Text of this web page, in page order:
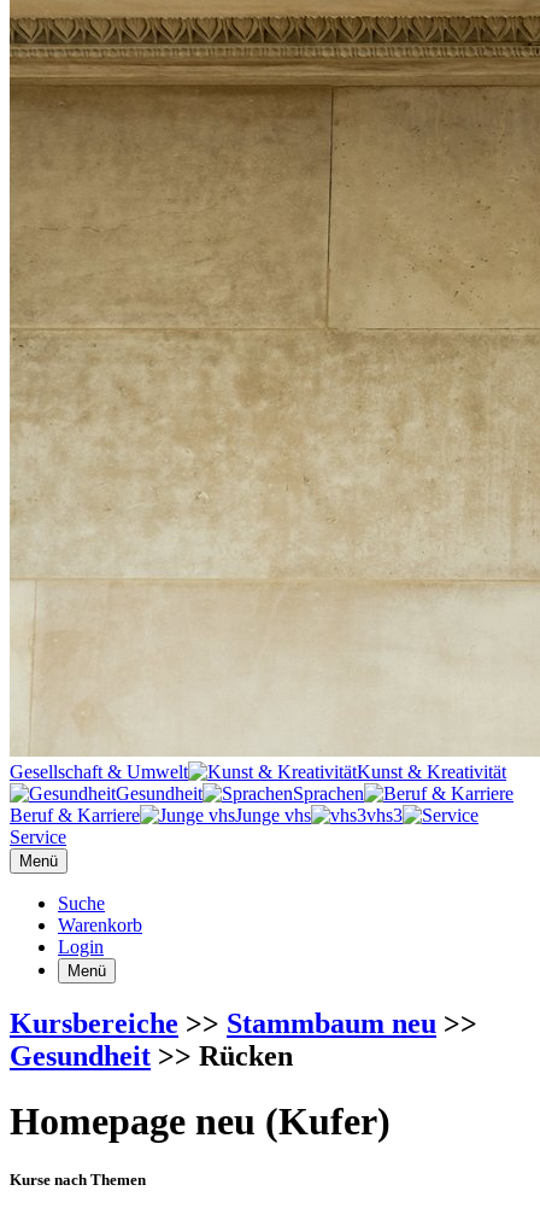
Gesellschaft & Umwelt
Kunst & Kreativität
Gesundheit
Sprachen
Beruf & Karriere
Junge vhs
vhs3
Service
Menü
Suche
Warenkorb
Login
Menü
Kursbereiche >> Stammbaum neu >>
Gesundheit >> Rücken
Homepage neu (Kufer)
Kurse nach Themen